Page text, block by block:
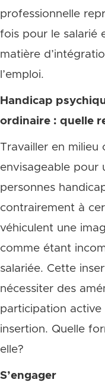
professionnelle
fois pour le salarié
matière
l’emploi.
Handicap
ordinaire : quelle
Travailler en
envisageable pour
personnes
contrairement à
véhiculent une
comme étant
salariée. Cette
nécessiter des
participation active
insertion. Quelle
elle?
S’engager